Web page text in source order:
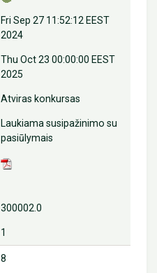
Fri Sep 27 11:52:12 EEST
2024
Thu Oct 23 00:00:00 EEST
2025
Atviras konkursas
Laukiama susipažinimo su
pasiūlymais
300002.0
1
8